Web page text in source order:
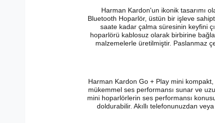
Harman Kardon'un ikonik tasarımı
Bluetooth Hoparlör, üstün bir işleve
saate kadar çalma süresinin keyfini
hoparlörü kablosuz olarak birbirine
malzemelerle üretilmiştir. Paslanmaz
Harman Kardon Go + Play mini
mükemmel ses performansı sunar ve
mini hoparlörlerin ses performansı
doldurabilir. Akıllı telefonunuzdan